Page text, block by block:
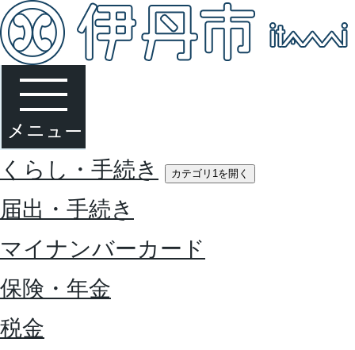
くらし・手続き カテゴリ1を開く
届出・手続き
マイナンバーカード
保険・年金
税金